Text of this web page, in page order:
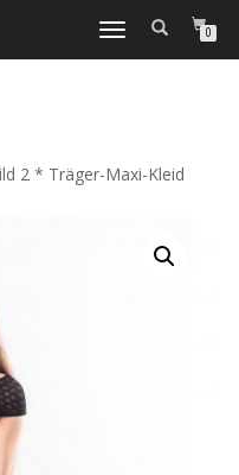
TOGGLE
0
2 * Träger-Maxi-Kleid